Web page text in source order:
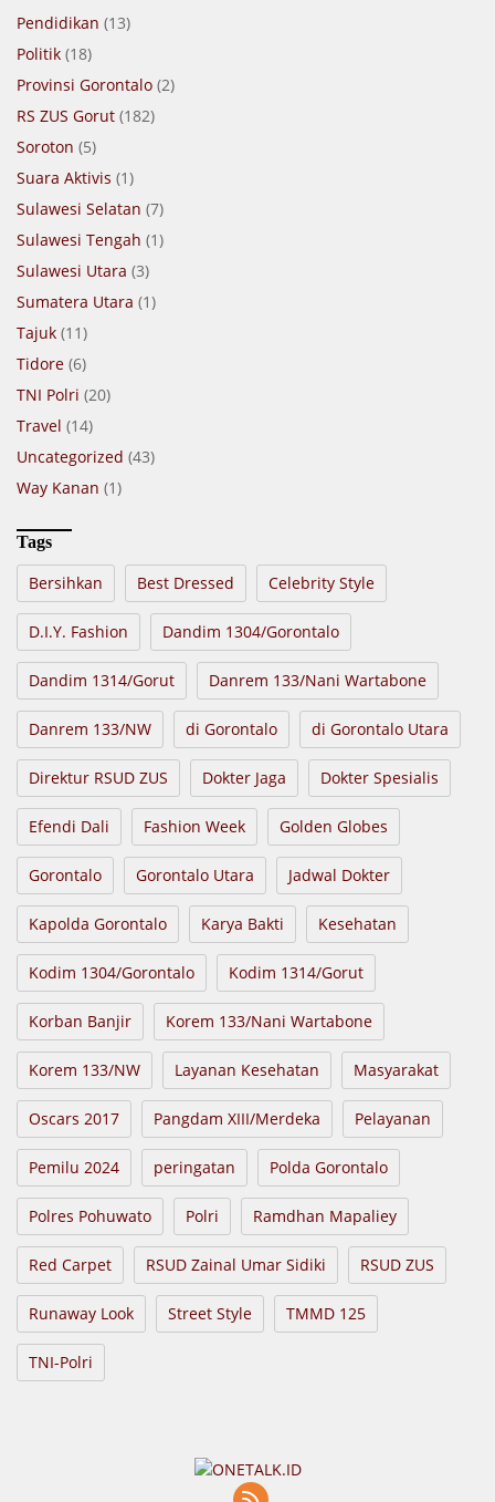
Pendidikan (13)
Politik (18)
Provinsi Gorontalo (2)
RS ZUS Gorut (182)
Soroton (5)
Suara Aktivis (1)
Sulawesi Selatan (7)
Sulawesi Tengah (1)
Sulawesi Utara (3)
Sumatera Utara (1)
Tajuk (11)
Tidore (6)
TNI Polri (20)
Travel (14)
Uncategorized (43)
Way Kanan (1)
Tags
Bersihkan Best Dressed Celebrity Style
D.I.Y. Fashion Dandim 1304/Gorontalo
Dandim 1314/Gorut Danrem 133/Nani Wartabone
Danrem 133/NW di Gorontalo di Gorontalo Utara
Direktur RSUD ZUS Dokter Jaga Dokter Spesialis
Efendi Dali Fashion Week Golden Globes
Gorontalo Gorontalo Utara Jadwal Dokter
Kapolda Gorontalo Karya Bakti Kesehatan
Kodim 1304/Gorontalo Kodim 1314/Gorut
Korban Banjir Korem 133/Nani Wartabone
Korem 133/NW Layanan Kesehatan Masyarakat
Oscars 2017 Pangdam XIII/Merdeka Pelayanan
Pemilu 2024 peringatan Polda Gorontalo
Polres Pohuwato Polri Ramdhan Mapaliey
Red Carpet RSUD Zainal Umar Sidiki RSUD ZUS
Runaway Look Street Style TMMD 125
TNI-Polri